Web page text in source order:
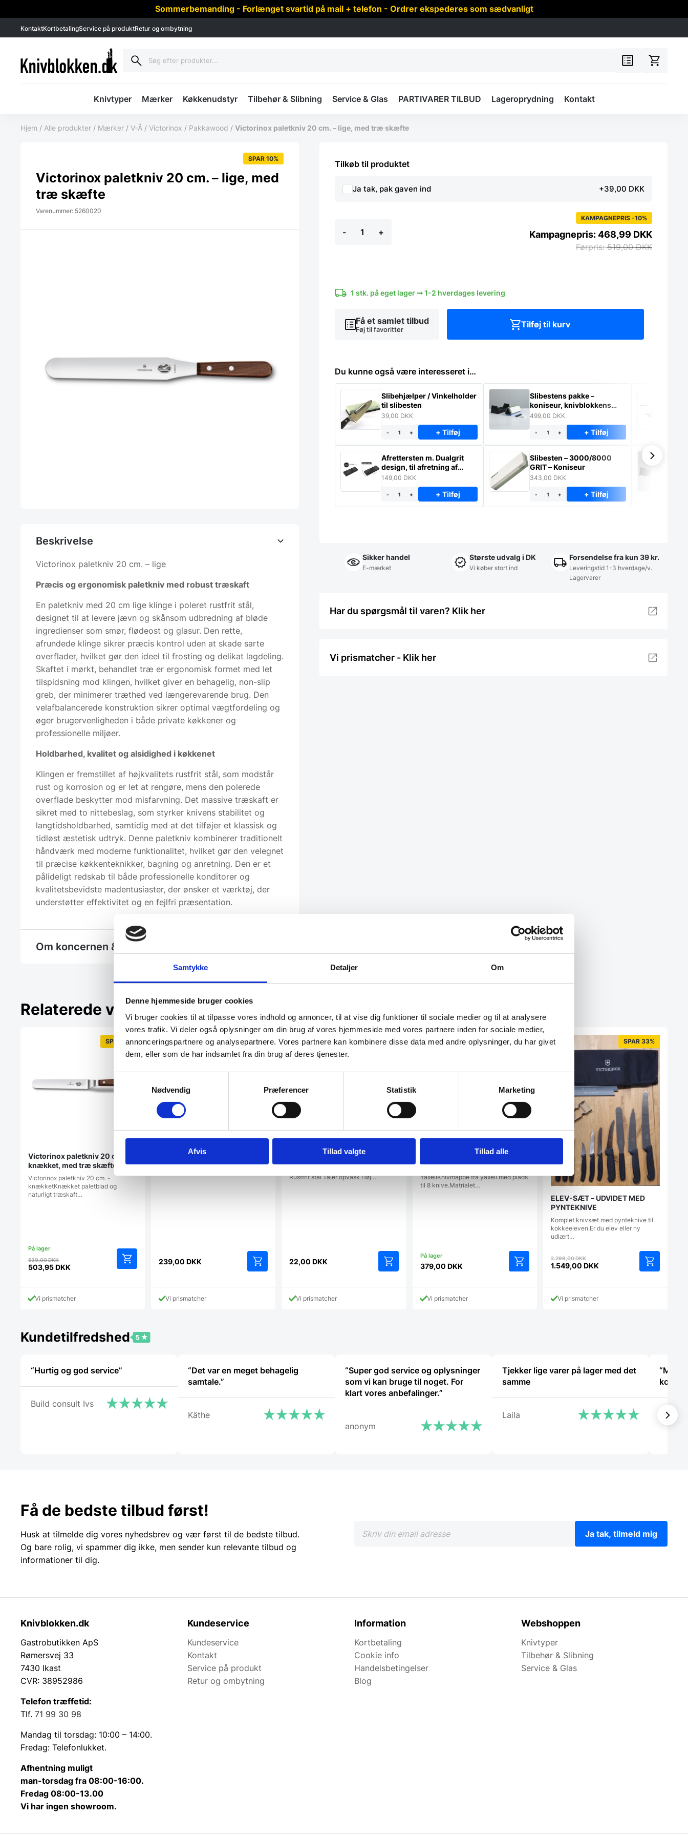
Samtykke Detaljer Om
Denne hjemmeside bruger cookies
Vi bruger cookies til at tilpasse vores indhold og annoncer, til at vise dig funktioner til sociale medier og til at analysere
vores trafik. Vi deler også oplysninger om din brug af vores hjemmeside med vores partnere inden for sociale medier,
annonceringspartnere og analysepartnere. Vores partnere kan kombinere disse data med andre oplysninger, du har givet
dem, eller som de har indsamlet fra din brug af deres tjenester.
Samtykkevalg
Nødvendig
Præferencer Statistik Marketing
Afvis Tillad valgte Tillad alle
Sommerbemanding - Forlænget svartid på mail + telefon - Ordrer ekspederes som sædvanligt
KontaktKortbetalingService på produktRetur og ombytning
Knivtyper Mærker Køkkenudstyr Tilbehør & Slibning Service & Glas PARTIVARER TILBUD Lageroprydning Kontakt
Hjem / Alle produkter / Mærker / V-Å / Victorinox / Pakkawood / Victorinox paletkniv 20 cm. – lige, med træ skæfte
SPAR 10%
Victorinox paletkniv 20 cm. – lige, med
træ skæfte
Varenummer: 5260020
Beskrivelse
Victorinox paletkniv 20 cm. – lige
Præcis og ergonomisk paletkniv med robust træskaft
En paletkniv med 20 cm lige klinge i poleret rustfrit stål,
designet til at levere jævn og skånsom udbredning af bløde
ingredienser som smør, flødeost og glasur. Den rette,
afrundede klinge sikrer præcis kontrol uden at skade sarte
overflader, hvilket gør den ideel til frosting og delikat lagdeling.
Skaftet i mørkt, behandlet træ er ergonomisk formet med let
tilspidsning mod klingen, hvilket giver en behagelig, non-slip
greb, der minimerer træthed ved længerevarende brug. Den
velafbalancerede konstruktion sikrer optimal vægtfordeling og
øger brugervenligheden i både private køkkener og
professionelle miljøer.
Holdbarhed, kvalitet og alsidighed i køkkenet
Klingen er fremstillet af højkvalitets rustfrit stål, som modstår
rust og korrosion og er let at rengøre, mens den polerede
overflade beskytter mod misfarvning. Det massive træskaft er
sikret med to nittebeslag, som styrker knivens stabilitet og
langtidsholdbarhed, samtidig med at det tilføjer et klassisk og
tidløst æstetisk udtryk. Denne paletkniv kombinerer traditionelt
håndværk med moderne funktionalitet, hvilket gør den velegnet
til præcise køkkenteknikker, bagning og anretning. Den er et
pålideligt redskab til både professionelle konditorer og
kvalitetsbevidste madentusiaster, der ønsker et værktøj, der
understøtter effektivitet og en fejlfri præsentation.
Om koncernen & god kvalitet
Tilkøb til produktet
Ja tak, pak gaven ind +39,00 DKK
-
paletkniv
træ
skæfte
+
KAMPAGNEPRIS -10%
519,00DKK
468,99 DKK
1 stk. på eget lager ➞ 1-2 hverdages levering
Få et samlet tilbud
Føj til favoritter Tilføj til kurv
Du kunne også være interesseret i…
Slibehjælper / Vinkelholder
til slibesten
39,00 DKK
- + + Tilføj
Afrettersten m. Dualgrit
design, til afretning af
slibesten
149,00 DKK
- + + Tilføj
Slibestens pakke –
koniseur, knivblokkens
egen.
499,00 DKK
- + + Tilføj
Slibesten – 3000/8000
GRIT – Koniseur
343,00 DKK
- + + Tilføj
Sikker handel
E-mærket
Største udvalg i DK
Vi køber stort ind
Forsendelse fra kun 39 kr.
Leveringstid 1-3 hverdage/v.
Lagervarer
Har du spørgsmål til varen? Klik her
Vi prismatcher - Klik her
Relaterede varer
SPAR 7%
Victorinox paletkniv 20 cm. –
knækket, med træ skæfte
Victorinox paletkniv 20 cm. -
knækketKnækket paletblad og
naturligt træskaft…
539,00DKKDen
oprindelige
var:
539,00 DKK.
503,95DKK
aktuelle
pris
er:Vi prismatcher
239,00DKK
Vi prismatcher
Skrællekniv – Hendi
Rustfrit stål Tåler opvask Høj…
22,00DKK
Vi prismatcher
Knivmappe 8 knive – Yaxell
YaxellKnivmappe fra yaxell med plads
til 8 knive.Matrialet…
379,00 DKK
Vi prismatcher
SPAR 33%
ELEV-SÆT – UDVIDET MED
PYNTEKNIVE
Komplet knivsæt med pynteknive til
kokkeeleven.Er du elev eller ny
udlært…
2.299,00DKKDen
oprindelige
var:
2.299,00 DKK.
1.549,00 DKK
pris
er:Vi prismatcher
Kundetilfredshed
“Hurtig og god service”
Build consult Ivs
“Det var en meget behagelig
samtale.”
Käthe
“Super god service og oplysninger
som vi kan bruge til noget. For
klart vores anbefalinger.”
anonym
Tjekker lige varer på lager med det
samme
Laila Kirsten
Få de bedste tilbud først!
Husk at tilmelde dig vores nyhedsbrev og vær først til de bedste tilbud.
Og bare rolig, vi spammer dig ikke, men sender kun relevante tilbud og
informationer til dig.
Ja tak, tilmeld mig
Knivblokken.dk
Gastrobutikken ApS
Rømersvej 33
7430 Ikast
CVR: 38952986
Telefon træffetid:
Tlf. 71 99 30 98
Mandag til torsdag: 10:00 – 14:00.
Fredag: Telefonlukket.
Afhentning muligt
man-torsdag fra 08:00-16:00.
Fredag 08:00-13.00
Vi har ingen showroom.
Kundeservice
Kundeservice
Kontakt
Service på produkt
Retur og ombytning
Information
Kortbetaling
Cookie info
Handelsbetingelser
Blog
Webshoppen
Knivtyper
Tilbehør & Slibning
Service & Glas